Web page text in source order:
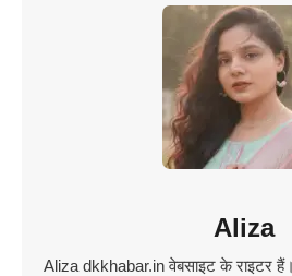
Aliza
Aliza dkkhabar.in वेबसाइट के राइटर​